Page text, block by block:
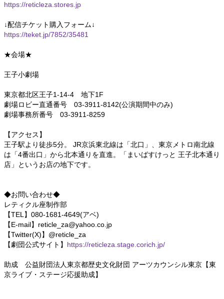
https://reticleza.stores.jp
↓配信チケット購入フォーム↓
https://teket.jp/7852/35481
★会場★
王子小劇場
東京都北区王子1-14-4 地下1F
劇場ロビー直通番号 03‐3911‐8142(公演期間中のみ)
劇場事務所番号 03-3911-8259
【アクセス】
王子駅より徒歩5分。 JR京浜東北線は「北口」、東京メトロ南北線
は「4番出口」から北本通りを直進。「まいばすけっと 王子北本通り
店」というお店の地下です。
◆お問い合わせ◆
レティクル座制作部
【TEL】080-1681-4649(アベ)
【E-mail】reticle_za@yahoo.co.jp
【Twitter(X)】@reticle_za
【劇団公式サイト】 https://reticleza.stage.corich.jp/
助成 公益財団法人東京都歴史文化財団 アーツカウンシル東京【東
京ライブ・ステージ応援助成】